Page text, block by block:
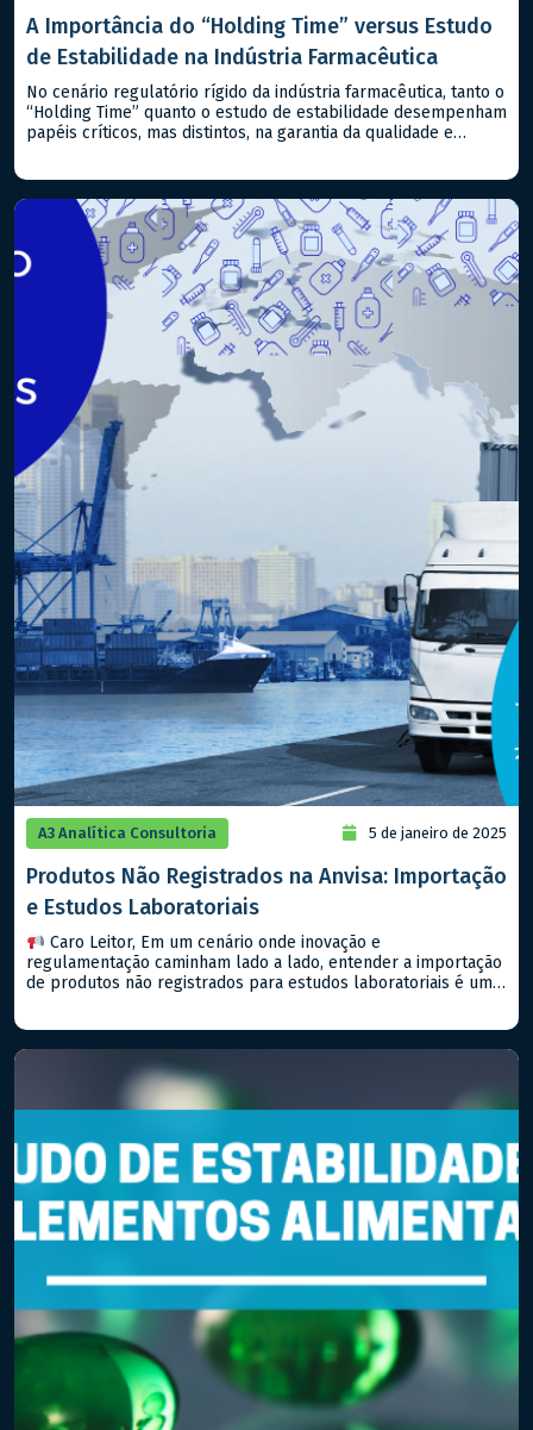
A Importância do “Holding Time” versus Estudo
de Estabilidade na Indústria Farmacêutica
No cenário regulatório rígido da indústria farmacêutica, tanto o
“Holding Time” quanto o estudo de estabilidade desempenham
papéis críticos, mas distintos, na garantia da qualidade e
regulatórios nacionais e internacionais. – Estudo de
Estabilidade: Este […]
A3 Analítica Consultoria 5 de janeiro de 2025
Produtos Não Registrados na Anvisa: Importação
e Estudos Laboratoriais
Caro Leitor, Em um cenário onde inovação e
regulamentação caminham lado a lado, entender a importação
de produtos não registrados para estudos laboratoriais é um
atualizações) da […]